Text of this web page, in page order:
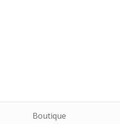
Boutique